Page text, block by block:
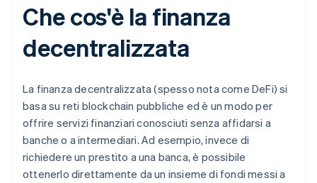
Che cos'è la finanza
decentralizzata
La finanza decentralizzata (spesso nota come DeFi) si
basa su reti blockchain pubbliche ed è un modo per
offrire servizi finanziari conosciuti senza affidarsi a
banche o a intermediari. Ad esempio, invece di
richiedere un prestito a una banca, è possibile
ottenerlo direttamente da un insieme di fondi messi a